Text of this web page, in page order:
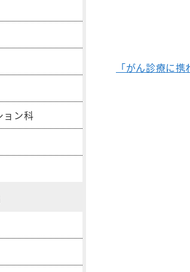
「がん診療に
ョン科